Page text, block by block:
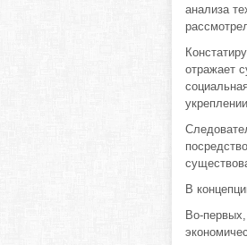
анализа
отражает
В
Во-